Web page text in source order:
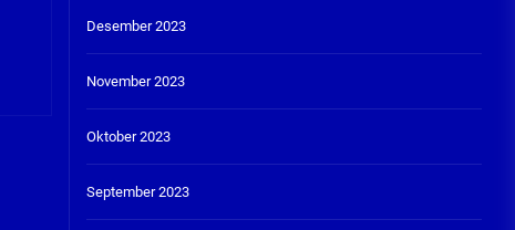
Desember 2023
November 2023
Oktober 2023
September 2023